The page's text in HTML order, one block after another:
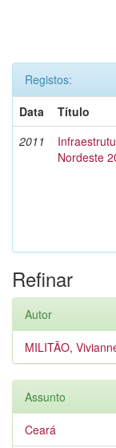
Registos:
Data
Título
2011
Nordeste
Refinar
Autor
MILITÃO,
Assunto
Ceará